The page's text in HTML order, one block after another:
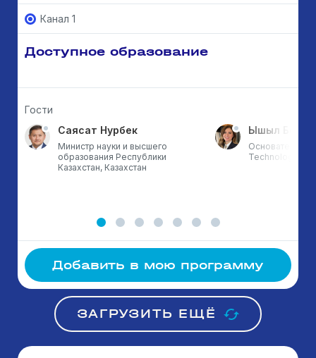
Канал 1
Доступное образование
Гости
Саясат Нурбек
Министр науки и высшего
образования Республики
Казахстан, Казахстан
Ышыл Бой
Основатель
Technology &
Добавить в мою программу
ЗАГРУЗИТЬ ЕЩЁ